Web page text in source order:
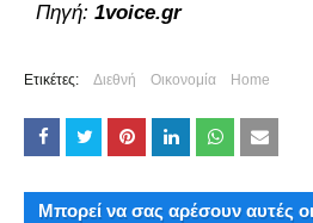
Πηγή: 1voice.gr
Ετικέτες: Διεθνή Οικονομία Home
Μπορεί να σας αρέσουν αυτές